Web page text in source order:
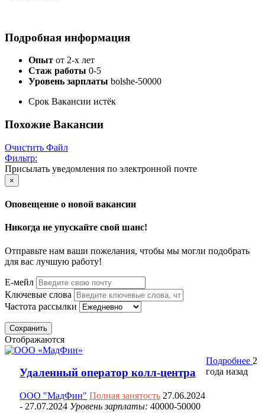
Подробная информация
Опыт от 2-х лет
Стаж работы 0-5
Уровень зарплаты bolshe-50000
Срок Вакансии истёк
Похожие Вакансии
Очистить Файл
Фильтр:
Присылать уведомления по электронной почте
×
Оповещение о новой вакансии
Никогда не упускайте свой шанс!
Отправьте нам ваши пожелания, чтобы мы могли подобрать
для вас лучшую работу!
Е-мейл
Ключевые слова
Частота рассылки
Сохранить
Отображаются
Удаленный оператор колл-центра
ООО "МадФин" Полная занятость 27.06.2024
- 27.07.2024 Уровень зарплаты: 40000-50000
Подробнее 2
года назад